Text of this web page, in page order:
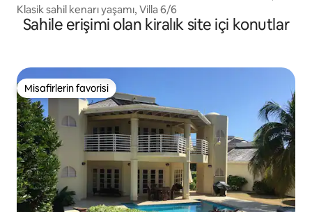
Klasik sahil kenarı yaşamı, Villa 6/6
Sahile erişimi olan kiralık site içi konutlar
Misafirlerin favorisi
Misafirlerin favorisi